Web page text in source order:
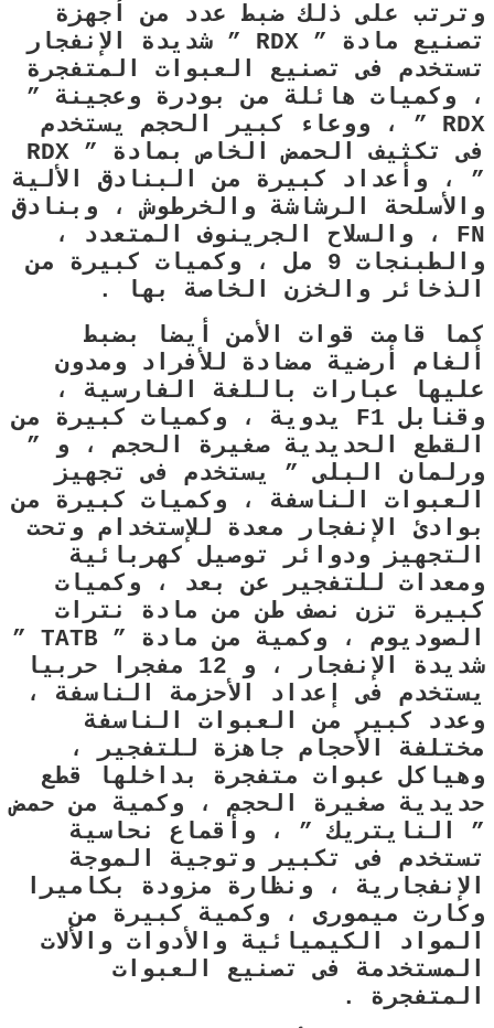
وترتب على ذلك ضبط عدد من أجهزة
تصنيع مادة ” RDX ” شديدة الإنفجار
تستخدم فى تصنيع العبوات المتفجرة
، وكميات هائلة من بودرة وعجينة ”
RDX ” ، ووعاء كبير الحجم يستخدم
فى تكثيف الحمض الخاص بمادة ” RDX
” ، وأعداد كبيرة من البنادق الألية
والأسلحة الرشاشة والخرطوش ، وبنادق
FN ، والسلاح الجرينوف المتعدد ،
والطبنجات 9 مل ، وكميات كبيرة من
الذخائر والخزن الخاصة بها .
كما قامت قوات الأمن أيضا بضبط
ألغام أرضية مضادة للأفراد ومدون
عليها عبارات باللغة الفارسية ،
وقنابل F1 يدوية ، وكميات كبيرة من
القطع الحديدية صغيرة الحجم ، و ”
ورلمان البلى ” يستخدم فى تجهيز
العبوات الناسفة ، وكميات كبيرة من
بوادئ الإنفجار معدة للإستخدام وتحت
التجهيز ودوائر توصيل كهربائية
ومعدات للتفجير عن بعد ، وكميات
كبيرة تزن نصف طن من مادة نترات
الصوديوم ، وكمية من مادة ” TATB ”
شديدة الإنفجار ، و 12 مفجرا حربيا
يستخدم فى إعداد الأحزمة الناسفة ،
وعدد كبير من العبوات الناسفة
مختلفة الأحجام جاهزة للتفجير ،
وهياكل عبوات متفجرة بداخلها قطع
حديدية صغيرة الحجم ، وكمية من حمض
” النايتريك ” ، وأقماع نحاسية
تستخدم فى تكبير وتوجية الموجة
الإنفجارية ، ونظارة مزودة بكاميرا
وكارت ميمورى ، وكمية كبيرة من
المواد الكيميائية والأدوات والألات
المستخدمة فى تصنيع العبوات
المتفجرة .